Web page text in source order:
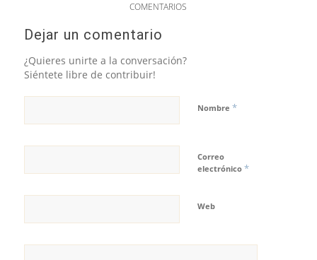
COMENTARIOS
Dejar un comentario
¿Quieres unirte a la conversación?
Siéntete libre de contribuir!
Nombre *
Correo
electrónico *
Web